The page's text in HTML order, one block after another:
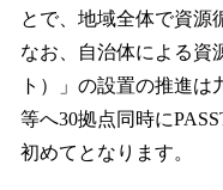
とで、地域全体で資源
なお、自治体による資
ト）」の設置の推進
等へ30拠点同時に
初めてとなります。